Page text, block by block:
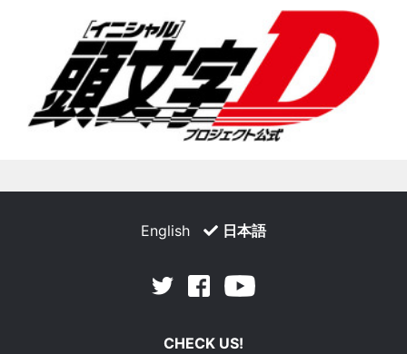
English 日本語
Twitter Facebook
CHECK US!